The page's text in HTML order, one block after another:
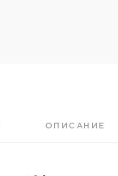
ОПИСАНИЕ